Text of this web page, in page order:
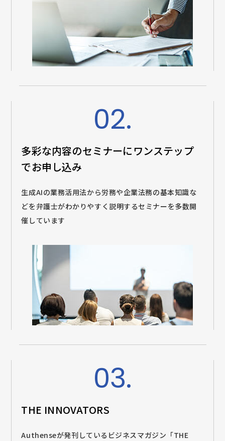
02.
多彩な内容のセミナーにワンステップ
でお申し込み
生成AIの業務活用法から労務や企業法務の基本知識な
どを弁護士がわかりやすく説明するセミナーを多数開
催しています
03.
THE INNOVATORS
Authenseが発刊しているビジネスマガジン「THE